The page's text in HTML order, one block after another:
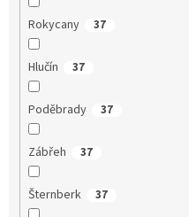
Rokycany 37
Hlučín 37
Poděbrady 37
Zábřeh 37
Šternberk 37